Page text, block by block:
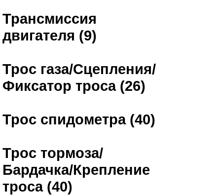
Трансмиссия
двигателя (9)
Трос газа/Сцепления/
Фиксатор троса (26)
Трос спидометра (40)
Трос тормоза/
Бардачка/Крепление
троса (40)